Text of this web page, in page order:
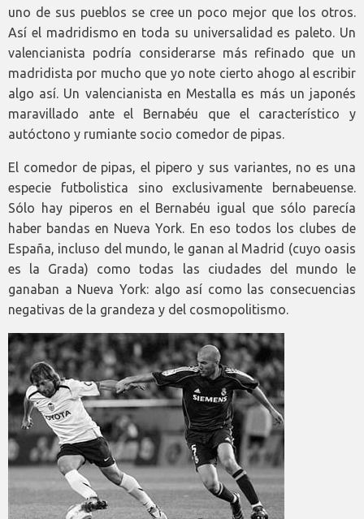
uno de sus pueblos se cree un poco mejor que los otros.
Así el madridismo en toda su universalidad es paleto. Un
valencianista podría considerarse más refinado que un
madridista por mucho que yo note cierto ahogo al escribir
algo así. Un valencianista en Mestalla es más un japonés
maravillado ante el Bernabéu que el característico y
autóctono y rumiante socio comedor de pipas.
El comedor de pipas, el pipero y sus variantes, no es una
especie futbolistica sino exclusivamente bernabeuense.
Sólo hay piperos en el Bernabéu igual que sólo parecía
haber bandas en Nueva York. En eso todos los clubes de
España, incluso del mundo, le ganan al Madrid (cuyo oasis
es la Grada) como todas las ciudades del mundo le
ganaban a Nueva York: algo así como las consecuencias
negativas de la grandeza y del cosmopolitismo.